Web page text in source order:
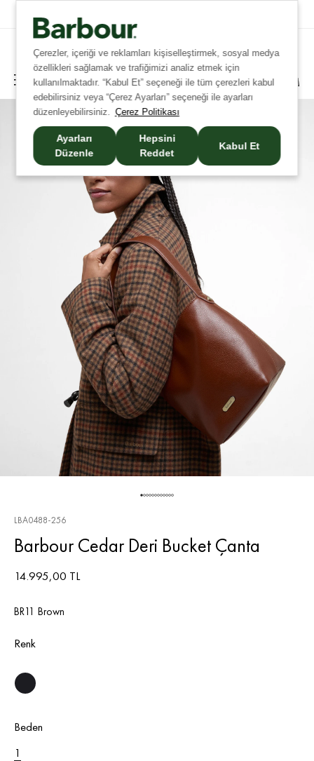
Çerezler, içeriği ve reklamları kişiselleştirmek, sosyal medya
özellikleri sağlamak ve trafiğimizi analiz etmek için
kullanılmaktadır. “Kabul Et” seçeneği ile tüm çerezleri kabul
edebilirsiniz veya “Çerez Ayarları” seçeneği ile ayarları
düzenleyebilirsiniz. Çerez Politikası
Ayarları
Düzenle
Hepsini
Reddet
Kabul Et
LBA0488-256
Barbour Cedar Deri Bucket Çanta
14.995,00 TL
BR11 Brown
Renk
Beden
1